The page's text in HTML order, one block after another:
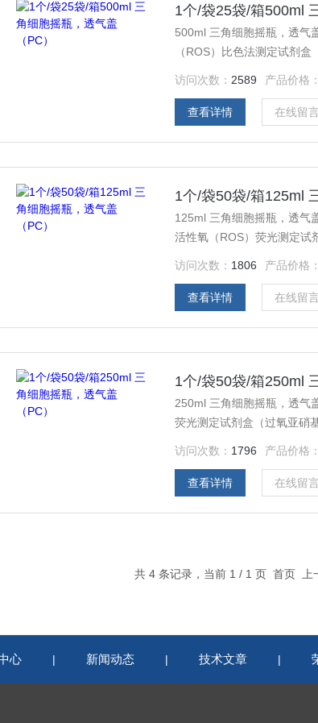
1个/袋25袋/箱500ml
500ml 三角细胞摇瓶，透气
（ROS）比色法测定试剂
访问次数： 2589 产品价格
查看详情 在线留
1个/袋50袋/箱125ml
125ml 三角细胞摇瓶，透气
活性氧（ROS）荧光测定试
访问次数： 1806 产品价格
查看详情 在线留
1个/袋50袋/箱250ml
250ml 三角细胞摇瓶，透气
荧光测定试剂盒（过氧亚硝
访问次数： 1796 产品价格
查看详情 在线留
共 4 条记录，当前 1 / 1 页 首页
心 | 新闻动态 | 技术文章 |